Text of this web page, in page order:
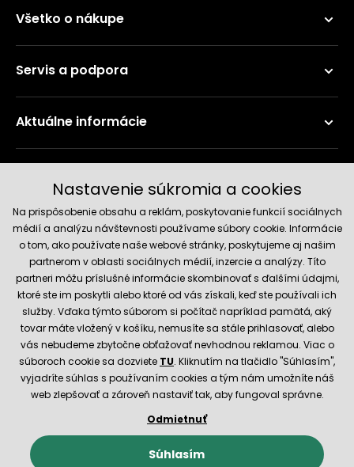
Všetko o nákupe
Servis a podpora
Aktuálne informácie
Spoľahlivý obchod
Obchodné podmienky
Nastavenie cookies
Nastavenie súkromia a cookies
Na prispôsobenie obsahu a reklám, poskytovanie funkcií sociálnych
médií a analýzu návštevnosti používame súbory cookie. Informácie
o tom, ako používate naše webové stránky, poskytujeme aj našim
partnerom v oblasti sociálnych médií, inzercie a analýzy. Títo
partneri môžu príslušné informácie skombinovať s ďalšími údajmi,
ktoré ste im poskytli alebo ktoré od vás získali, keď ste používali ich
služby. Vďaka týmto súborom si počítač napríklad pamätá, aký
tovar máte vložený v košíku, nemusíte sa stále prihlasovať, alebo
vás nebudeme zbytočne obťažovať nevhodnou reklamou. Viac o
súboroch cookie sa dozviete TU. Kliknutím na tlačidlo "Súhlasím",
vyjadríte súhlas s používaním cookies a tým nám umožníte náš
web zlepšovať a zároveň nastaviť tak, aby fungoval správne.
Odmietnuť
Súhlasím